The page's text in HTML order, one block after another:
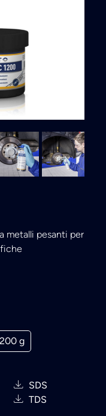
metalli pesanti per
200 g
SDS
TDS